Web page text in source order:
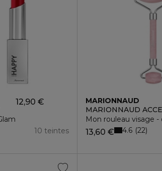
12,90 €
10 teintes
MARIONNAUD
MARIONNAUD
Mon rouleau visage -
13,60 € 4.6 22